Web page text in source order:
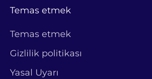
Temas etmek
Temas etmek
Gizlilik politikası
Yasal Uyarı